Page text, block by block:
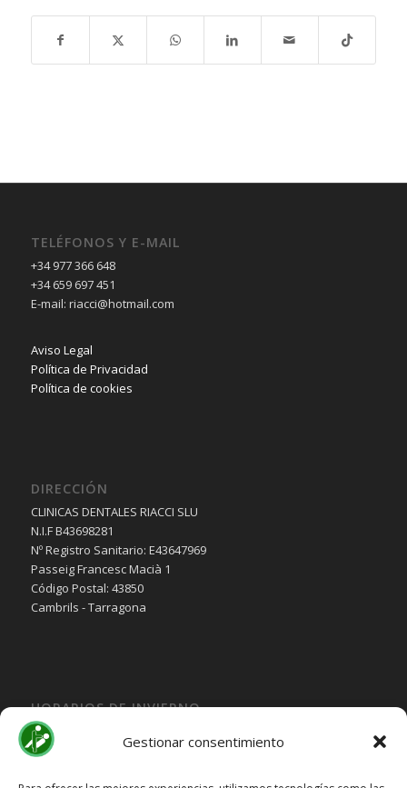
Gestionar consentimiento
TELÉFONOS Y E-MAIL
+34 977 366 648
+34 659 697 451
E-mail: riacci@hotmail.com
Aviso Legal
Política de Privacidad
Política de cookies
DIRECCIÓN
CLINICAS DENTALES RIACCI SLU
N.I.F B43698281
Nº Registro Sanitario: E43647969
Passeig Francesc Macià 1
Código Postal: 43850
Cambrils - Tarragona
HORARIOS DE INVIERNO
Lunes, Martes, Jueves y Viernes:
10:00H a 15:30H
Miercoles: